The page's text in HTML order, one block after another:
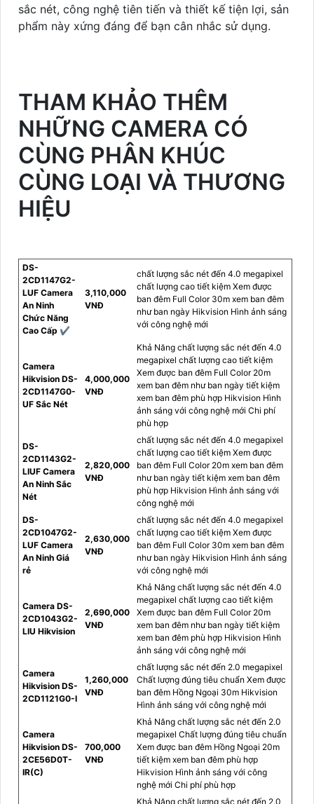
sắc nét, công nghệ tiên tiến và thiết kế tiện lợi, sản
phẩm này xứng đáng để bạn cân nhắc sử dụng.
THAM KHẢO THÊM
NHỮNG CAMERA CÓ
CÙNG PHÂN KHÚC
CÙNG LOẠI VÀ THƯƠNG
HIỆU
DS-
2CD1147G2-
LUF Camera
An Ninh
Chức Năng
Cao Cấp ✔
3,110,000
VNĐ
chất lượng sắc nét đến 4.0 megapixel
chất lượng cao tiết kiệm Xem được
ban đêm Full Color 30m xem ban đêm
như ban ngày Hikvision Hình ảnh sáng
với công nghệ mới
Camera
Hikvision DS-
2CD1147G0-
UF Sắc Nét
4,000,000
VNĐ
Khả Năng chất lượng sắc nét đến 4.0
megapixel chất lượng cao tiết kiệm
Xem được ban đêm Full Color 20m
xem ban đêm như ban ngày tiết kiệm
xem ban đêm phù hợp Hikvision Hình
ảnh sáng với công nghệ mới Chi phí
phù hợp
DS-
2CD1143G2-
LIUF Camera
An Ninh Sắc
Nét
2,820,000
VNĐ
chất lượng sắc nét đến 4.0 megapixel
chất lượng cao tiết kiệm Xem được
ban đêm Full Color 20m xem ban đêm
như ban ngày tiết kiệm xem ban đêm
phù hợp Hikvision Hình ảnh sáng với
công nghệ mới
DS-
2CD1047G2-
LUF Camera
An Ninh Giá
rẻ
2,630,000
VNĐ
chất lượng sắc nét đến 4.0 megapixel
chất lượng cao tiết kiệm Xem được
ban đêm Full Color 30m xem ban đêm
như ban ngày Hikvision Hình ảnh sáng
với công nghệ mới
Camera DS-
2CD1043G2-
LIU Hikvision
2,690,000
VNĐ
Khả Năng chất lượng sắc nét đến 4.0
megapixel chất lượng cao tiết kiệm
Xem được ban đêm Full Color 20m
xem ban đêm như ban ngày tiết kiệm
xem ban đêm phù hợp Hikvision Hình
ảnh sáng với công nghệ mới
Camera
Hikvision DS-
2CD1121G0-I
1,260,000
VNĐ
chất lượng sắc nét đến 2.0 megapixel
Chất lượng đúng tiêu chuẩn Xem được
ban đêm Hồng Ngoại 30m Hikvision
Hình ảnh sáng với công nghệ mới
Camera
Hikvision DS-
2CE56D0T-
IR(C)
700,000
VNĐ
Khả Năng chất lượng sắc nét đến 2.0
megapixel Chất lượng đúng tiêu chuẩn
Xem được ban đêm Hồng Ngoại 20m
tiết kiệm xem ban đêm phù hợp
Hikvision Hình ảnh sáng với công
nghệ mới Chi phí phù hợp
Khả Năng chất lượng sắc nét đến 2.0